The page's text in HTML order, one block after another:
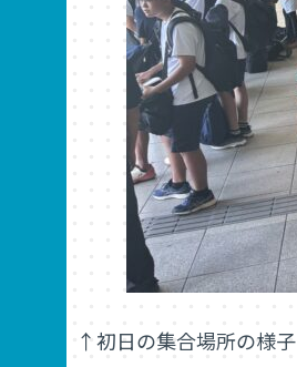
↑初日の集合場所の様子